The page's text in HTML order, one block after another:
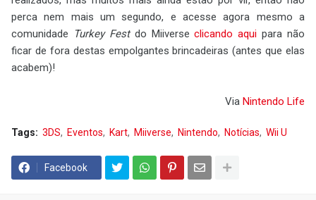
perca nem mais um segundo, e acesse agora mesmo a
comunidade
Turkey Festdo Miiverseclicando aqui para não
ficar de fora destas empolgantes brincadeiras (antes que elas
acabem)!
Via Nintendo Life
Tags: 3DS Eventos Kart Miiverse Nintendo Notícias Wii U
Facebook